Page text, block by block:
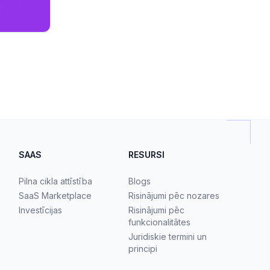
SAAS
Pilna cikla attīstība
SaaS Marketplace
Investīcijas
RESURSI
Blogs
Risinājumi pēc nozares
Risinājumi pēc
funkcionalitātes
Juridiskie termini un
principi